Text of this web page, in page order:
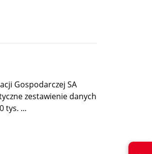
Gospodarczej SA
zestawienie danych
tys. ...